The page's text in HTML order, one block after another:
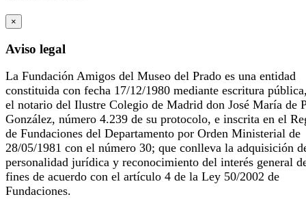
×
Aviso legal
La Fundación Amigos del Museo del Prado es una entidad
constituida con fecha 17/12/1980 mediante escritura
el notario del Ilustre Colegio de Madrid don José María de
González, número 4.239 de su protocolo, e inscrita en el
de Fundaciones del Departamento por Orden Ministerial de
28/05/1981 con el número 30; que conlleva la adquisición
personalidad jurídica y reconocimiento del interés general
fines de acuerdo con el artículo 4 de la Ley 50/2002 de
Fundaciones.